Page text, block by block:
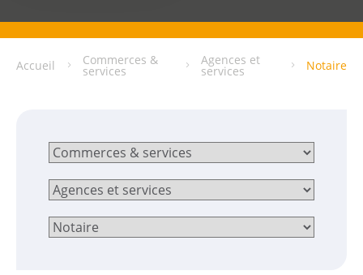
Accueil Commerces &
services
Agences et
services Notaire